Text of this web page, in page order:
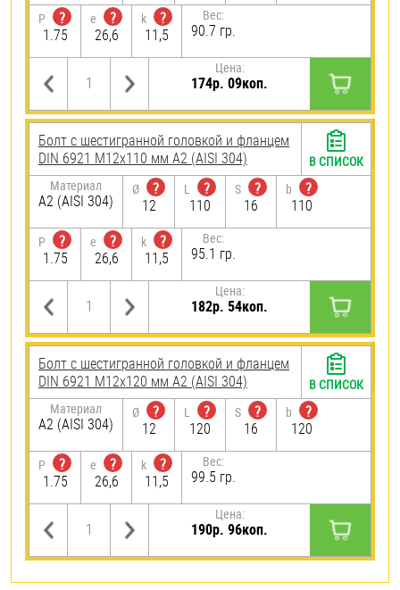
P
?
1.75
e
?
26,6
k
?
11,5
Вес:
90.7 гр.
Цена:
174р. 09коп.
Болт с шестигранной головкой и фланцем
DIN 6921 М12х110 мм А2 (AISI 304)
Материал
А2 (AISI 304)
Ø
?
12
L
?
110
S
?
16
b
?
110
P
?
1.75
e
?
26,6
k
?
11,5
Вес:
95.1 гр.
Цена:
182р. 54коп.
В СПИСОК
Болт с шестигранной головкой и фланцем
DIN 6921 М12х120 мм А2 (AISI 304)
Материал
А2 (AISI 304)
Ø
?
12
L
?
120
S
?
16
b
?
120
P
?
1.75
e
?
26,6
k
?
11,5
Вес:
99.5 гр.
Цена:
190р. 96коп.
В СПИСОК